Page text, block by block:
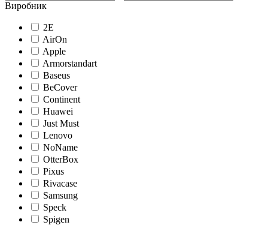
Виробник
2E
AirOn
Apple
Armorstandart
Baseus
BeCover
Continent
Huawei
Just Must
Lenovo
NoName
OtterBox
Pixus
Rivacase
Samsung
Speck
Spigen